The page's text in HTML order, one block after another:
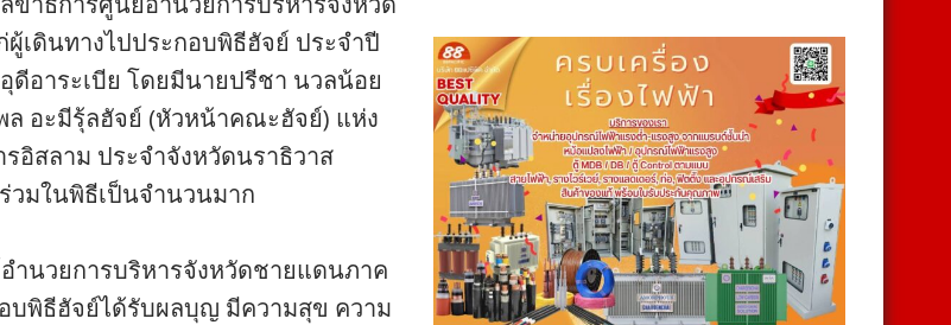
เดินทางไปประกอบพิธีฮัจย์ ประจําปี
ดีอาระเบีย โดยมีนายปรีชา นวลน้อย
อะมีรุ้ลฮัจย์ (หัวหน้าคณะฮัจย์) แห่ง
อิสลาม ประจำจังหวัดนราธิวาส
วมในพิธีเป็นจำนวนมาก
านวยการบริหารจังหวัดชายแดนภาค
บพิธีฮัจย์ได้รับผลบุญ มีความสุข ความ